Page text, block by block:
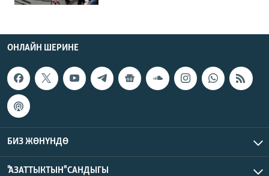
ОНЛАЙН ШЕРИНЕ
БИЗ ЖӨНҮНДӨ
"АЗАТТЫКТЫН" САНДЫГЫ